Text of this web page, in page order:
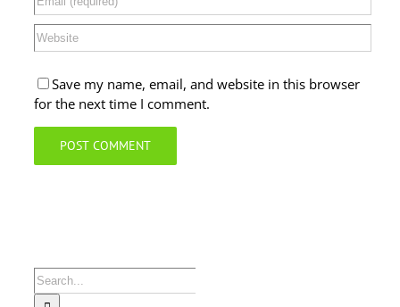
Save my name, email, and website in this browser
for the next time I comment.
Search
for: